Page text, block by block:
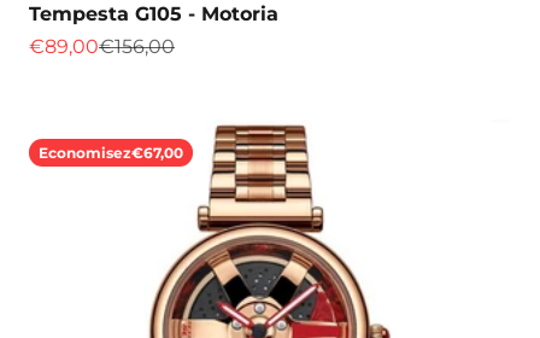
Tempesta G105 - Motoria
Prix de vente
€89,00Prix normal
€156,00
Economisez€67,00